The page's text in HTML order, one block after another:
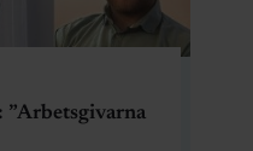
”Arbetsgivarna